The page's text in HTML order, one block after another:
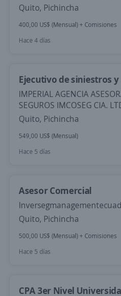
Quito, Pichincha
400,00 US$ (Mensual) + Comisiones
Hace 4 días
Ejecutivo de siniestros
IMPERIAL AGENCIA
SEGUROS IMCOSEG CIA.
Quito, Pichincha
549,00 US$ (Mensual)
Hace 5 días
Asesor Comercial
Quito, Pichincha
500,00 US$ (Mensual) + Comisiones
Hace 5 días
CPA 3er Nivel